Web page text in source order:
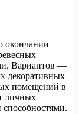
окончании
Вариантов —
декоративных
помещений в
личных